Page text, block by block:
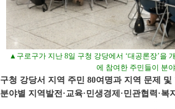
▲구로구가 지난 8일 구청 강당에서 ‘대공론장’을
에 참여한 주민들이 분
구청 강당서 지역 주민 80여명과 지역 문제 및
분야별 지역발전·교육·민생경제·민관협력·복